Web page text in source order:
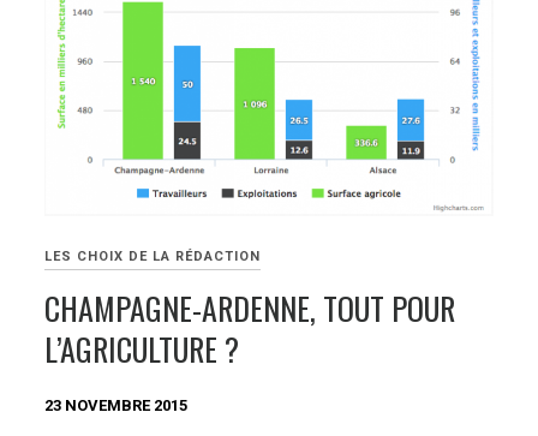
LES CHOIX DE LA RÉDACTION
CHAMPAGNE-ARDENNE, TOUT POUR
L’AGRICULTURE ?
23 NOVEMBRE 2015